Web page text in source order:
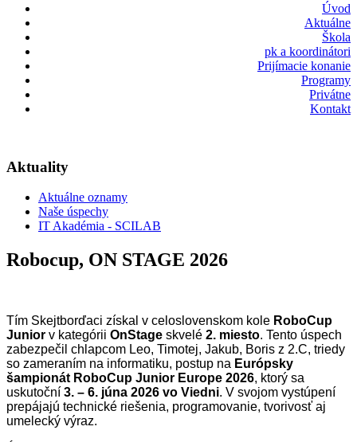
Úvod
Aktuálne
Škola
pk a koordinátori
Prijímacie konanie
Programy
Privátne
Kontakt
Aktuality
Aktuálne oznamy
Naše úspechy
IT Akadémia - SCILAB
Robocup, ON STAGE 2026
Tím Skejtborďaci získal v celoslovenskom kole RoboCup
Junior v kategórii OnStage skvelé 2. miesto. Tento úspech
zabezpečil chlapcom Leo, Timotej, Jakub, Boris z 2.C, triedy
so zameraním na informatiku, postup na Európsky
šampionát RoboCup Junior Europe 2026, ktorý sa
uskutoční 3. – 6. júna 2026 vo Viedni. V svojom vystúpení
prepájajú technické riešenia, programovanie, tvorivosť aj
umelecký výraz.